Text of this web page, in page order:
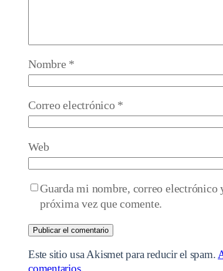
Nombre *
Correo electrónico *
Web
Guarda mi nombre, correo electrónico
próxima vez que comente.
Este sitio usa Akismet para reducir el spam.
comentarios.